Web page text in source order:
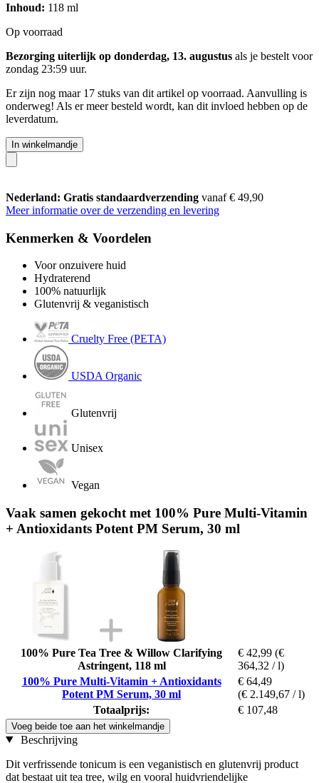
Inhoud: 118 ml
Op voorraad
Bezorging uiterlijk op donderdag, 13. augustus als je bestelt voor
zondag 23:59 uur.
Er zijn nog maar 17 stuks van dit artikel op voorraad. Aanvulling is
onderweg! Als er meer besteld wordt, kan dit invloed hebben op de
leverdatum.
In winkelmandje
Nederland: Gratis standaardverzending vanaf € 49,90
Meer informatie over de verzending en levering
Kenmerken & Voordelen
Voor onzuivere huid
Hydraterend
100% natuurlijk
Glutenvrij & veganistisch
Cruelty Free (PETA)
USDA Organic
Glutenvrij
Unisex
Vegan
Vaak samen gekocht met 100% Pure Multi-Vitamin
+ Antioxidants Potent PM Serum, 30 ml
100% Pure Tea Tree & Willow Clarifying
Astringent, 118 ml
€ 42,99 (€
364,32 / l)
100% Pure Multi-Vitamin + Antioxidants
Potent PM Serum, 30 ml
€ 64,49
(€ 2.149,67 / l)
Totaalprijs:
€ 107,48
Voeg beide toe aan het winkelmandje
Beschrijving
Dit verfrissende tonicum is een veganistisch en glutenvrij product
dat bestaat uit tea tree, wilg en vooral huidvriendelijke